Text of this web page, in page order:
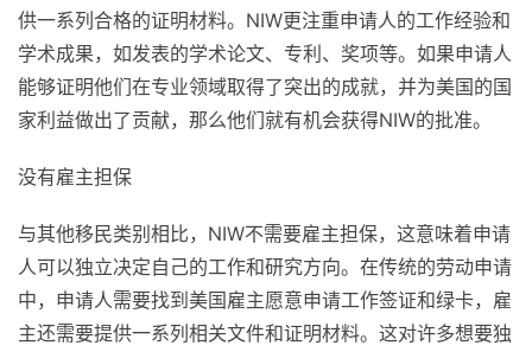
供一系列合格的证明材料。NIW更注重申请人的工作经验和
学术成果，如发表的学术论文、专利、奖项等。如果申请人
能够证明他们在专业领域取得了突出的成就，并为美国的国
家利益做出了贡献，那么他们就有机会获得NIW的批准。
没有雇主担保
与其他移民类别相比，NIW不需要雇主担保，这意味着申请
人可以独立决定自己的工作和研究方向。在传统的劳动申请
中，申请人需要找到美国雇主愿意申请工作签证和绿卡，雇
主还需要提供一系列相关文件和证明材料。这对许多想要独